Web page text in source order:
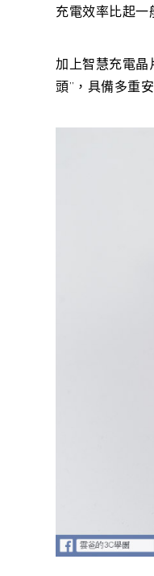
充電效率比起
加上智慧充電晶
頭”，具備多重